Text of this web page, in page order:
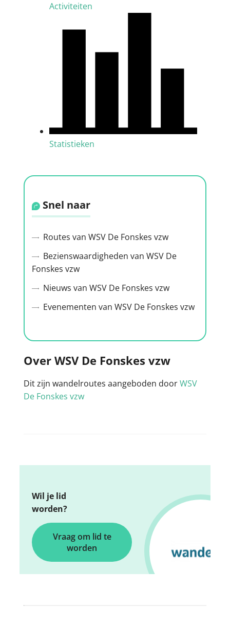
Activiteiten
Statistieken
Snel naar
Routes van WSV De Fonskes vzw
Bezienswaardigheden van WSV De
Fonskes vzw
Nieuws van WSV De Fonskes vzw
Evenementen van WSV De Fonskes vzw
Over WSV De Fonskes vzw
Dit zijn wandelroutes aangeboden doorWSV
De Fonskes vzw
Wil je lid
worden?
Vraag om lid te
worden